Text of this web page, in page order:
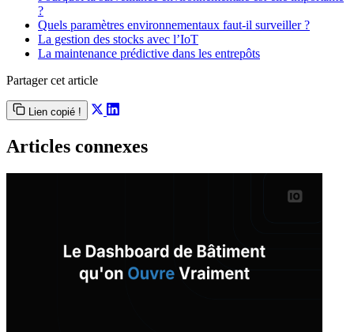
?
Quels paramètres environnementaux faut-il surveiller ?
La gestion des stocks avec l’IoT
La maintenance prédictive dans les entrepôts
Partager cet article
Lien copié !
Articles connexes